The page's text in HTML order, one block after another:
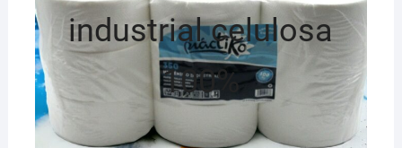
industrial celulosa
100%